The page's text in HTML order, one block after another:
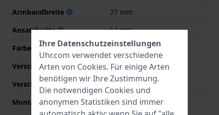
Armbandbreite
27 mm
Ansatzbreite
14 mm
Farbe des Armbands
Schwarz
Verschlusstyp
Dornschließe
Verschlussfarbe
Schwarz
Montagetyp
Druckstifte
Ihre Datenschutzeinstellungen
Uhr.com verwendet verschiedene
Arten von Cookies. Für einige Arten
benötigen wir Ihre Zustimmung.
Die notwendigen Cookies und
anonymen Statistiken sind immer